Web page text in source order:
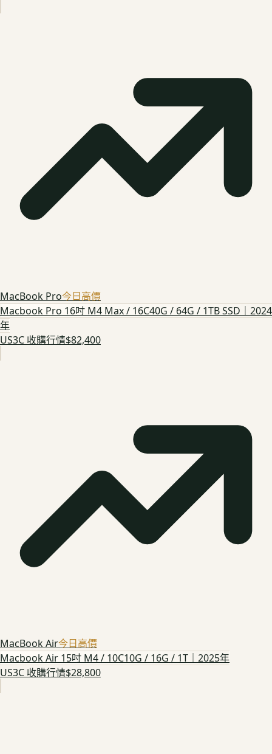
MacBook Pro今日高價
Macbook Pro 16吋 M4 Max / 16C40G / 64G / 1TB SSD｜2024
年
US3C 收購行情$82,400
MacBook Air今日高價
Macbook Air 15吋 M4 / 10C10G / 16G / 1T｜2025年
US3C 收購行情$28,800